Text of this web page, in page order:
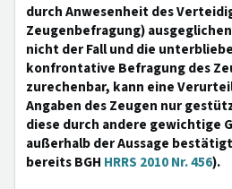
durch Anwesenheit des
Zeugenbefragung)
nicht der Fall und die
konfrontative Befragung des
zurechenbar, kann eine
Angaben des Zeugen nur
diese durch andere gewichtige
außerhalb der Aussage
bereits BGH HRRS 2010 Nr. 456).